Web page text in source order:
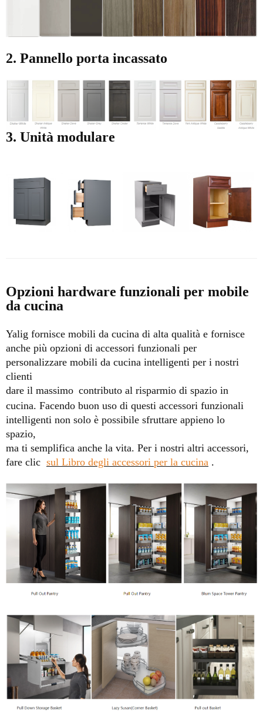
2. Pannello porta incassato
3. Unità modulare
Opzioni hardware funzionali per mobile
da cucina
Yalig fornisce mobili da cucina di alta qualità e fornisce
anche più opzioni di accessori funzionali per
personalizzare mobili da cucina intelligenti per i nostri
clienti
dare il massimo contributo al risparmio di spazio in
cucina. Facendo buon uso di questi accessori funzionali
intelligenti non solo è possibile sfruttare appieno lo
spazio,
ma ti semplifica anche la vita. Per i nostri altri accessori,
fare clic sul Libro degli accessori per la cucina .